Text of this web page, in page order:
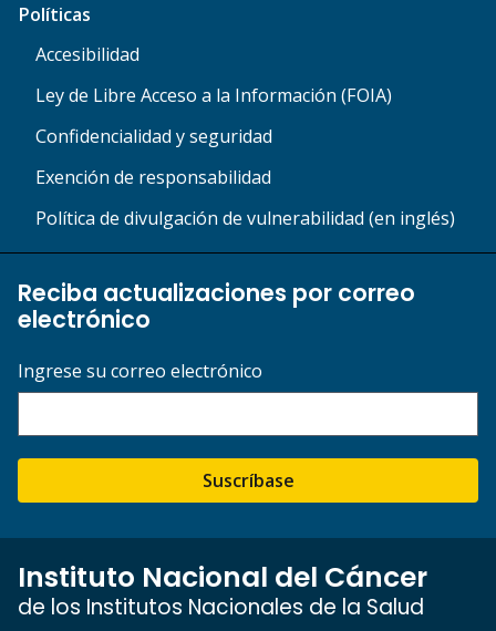
Políticas
Accesibilidad
Ley de Libre Acceso a la Información (FOIA)
Confidencialidad y seguridad
Exención de responsabilidad
Política de divulgación de vulnerabilidad (en inglés)
Reciba actualizaciones por correo
electrónico
Ingrese su correo electrónico
Suscríbase
Instituto Nacional del Cáncer
de los Institutos Nacionales de la Salud